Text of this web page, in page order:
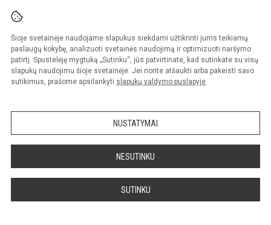
Šioje svetainėje naudojame slapukus siekdami užtikrinti jums teikiamų
paslaugų kokybę, analizuoti svetainės naudojimą ir optimizuoti naršymo
patirtį. Spustelėję mygtuką „Sutinku“, jūs patvirtinate, kad sutinkate su visų
slapukų naudojimu šioje svetainėje. Jei norite atšaukti arba pakeisti savo
sutikimus, prašome apsilankyti slapukų valdymo puslapyje.
NUSTATYMAI
NESUTINKU
SUTINKU
© 2024. Vilniaus Jeruzalės progimnazija. Visos teisės saugomos.
Kopijuoti turinį be raštiško gimnazijos sutikimo griežtai draudžiama.
Prieinamumo paraiška Slapukų valdymas
Sumanus būdas atnaujinti